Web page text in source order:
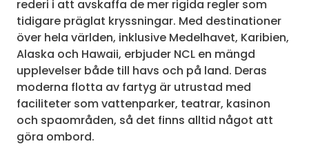
rederi i att avskaffa de mer rigida regler som
tidigare präglat kryssningar. Med destinationer
över hela världen, inklusive Medelhavet, Karibien,
Alaska och Hawaii, erbjuder NCL en mängd
upplevelser både till havs och på land. Deras
moderna flotta av fartyg är utrustad med
faciliteter som vattenparker, teatrar, kasinon
och spaområden, så det finns alltid något att
göra ombord.